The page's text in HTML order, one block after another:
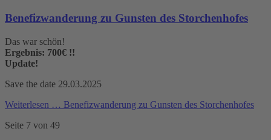
Benefizwanderung zu Gunsten des Storchenhofes
Das war schön!
Ergebnis: 700€ !!
Update!
Save the date 29.03.2025
Weiterlesen … Benefizwanderung zu Gunsten des Storchenhofes
Seite 7 von 49